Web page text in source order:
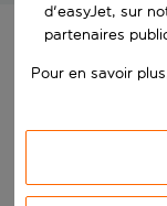
d'easyJet, sur
partenaires
Pour en savoir